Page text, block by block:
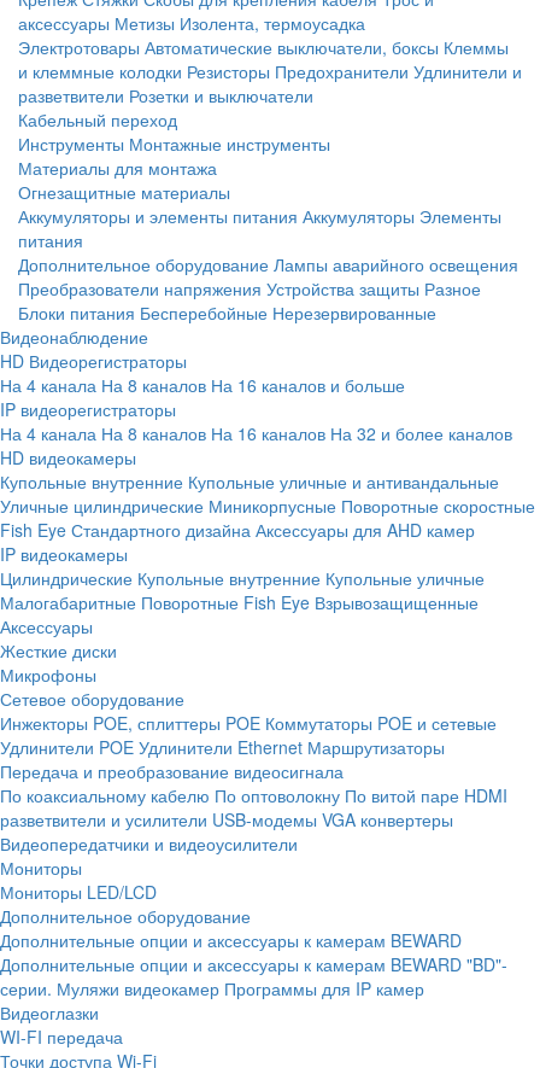
аксессуары Метизы Изолента, термоусадка
Электротовары Автоматические выключатели, боксы Клеммы
и клеммные колодки Резисторы Предохранители Удлинители и
разветвители Розетки и выключатели
Кабельный переход
Инструменты Монтажные инструменты
Материалы для монтажа
Огнезащитные материалы
Аккумуляторы и элементы питания Аккумуляторы Элементы
питания
Дополнительное оборудование Лампы аварийного освещения
Преобразователи напряжения Устройства защиты Разное
Блоки питания Бесперебойные Нерезервированные
Видеонаблюдение
HD Видеорегистраторы
На 4 канала На 8 каналов На 16 каналов и больше
IP видеорегистраторы
На 4 канала На 8 каналов На 16 каналов На 32 и более каналов
HD видеокамеры
Купольные внутренние Купольные уличные и антивандальные
Уличные цилиндрические Миникорпусные Поворотные скоростные
Fish Eye Стандартного дизайна Аксессуары для AHD камер
IP видеокамеры
Цилиндрические Купольные внутренние Купольные уличные
Малогабаритные Поворотные Fish Eye Взрывозащищенные
Аксессуары
Жесткие диски
Микрофоны
Сетевое оборудование
Инжекторы POE, сплиттеры POE Коммутаторы POE и сетевые
Удлинители POE Удлинители Ethernet Маршрутизаторы
Передача и преобразование видеосигнала
По коаксиальному кабелю По оптоволокну По витой паре HDMI
разветвители и усилители USB-модемы VGA конвертеры
Видеопередатчики и видеоусилители
Мониторы
Мониторы LED/LCD
Дополнительное оборудование
Дополнительные опции и аксессуары к камерам BEWARD
Дополнительные опции и аксессуары к камерам BEWARD "BD"-
серии. Муляжи видеокамер Программы для IP камер
Видеоглазки
WI-FI передача
Точки доступа Wi-Fi